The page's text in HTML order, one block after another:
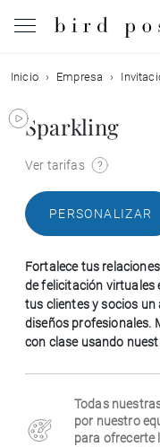
Boda
Nacimiento
Comunión
Condolencias
Cumpleaños
Empresa
Inicio Empresa
Sparkling
Ver tarifas
PERSONALIZAR
Fortalece tus
de felicitación virtuales
tus clientes y socios un
diseños profesionales.
con clase usando
Todas
por nuestro
para ofrecerte